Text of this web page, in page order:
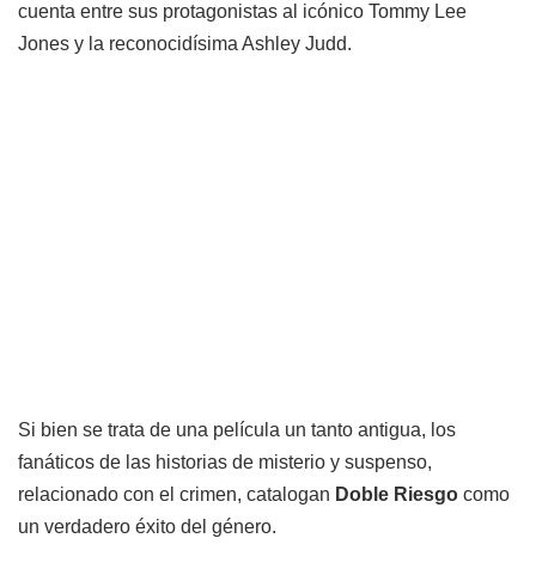
cuenta entre sus protagonistas al icónico Tommy Lee
Jones y la reconocidísima Ashley Judd.
Si bien se trata de una película un tanto antigua, los
fanáticos de las historias de misterio y suspenso,
relacionado con el crimen, catalogan Doble Riesgo como
un verdadero éxito del género.